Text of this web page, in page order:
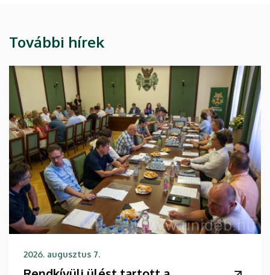
További hírek
2026. augusztus 7.